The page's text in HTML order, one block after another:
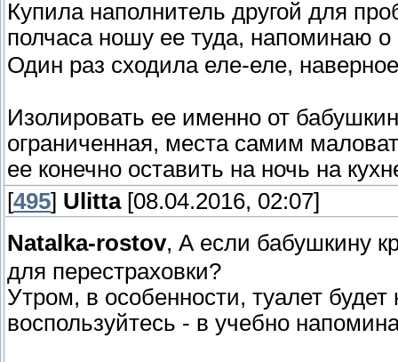
Купила наполнитель другой для
полчаса ношу ее туда, напоминаю
Один раз сходила еле-еле,
Изолировать ее именно от
ограниченная, места самим
ее конечно оставить на ночь на
[495] Ulitta[08.04.2016, 02:07]
Natalka-rostov, А если бабушкину
для перестраховки?
Утром, в особенности, туалет
воспользуйтесь - в учебно